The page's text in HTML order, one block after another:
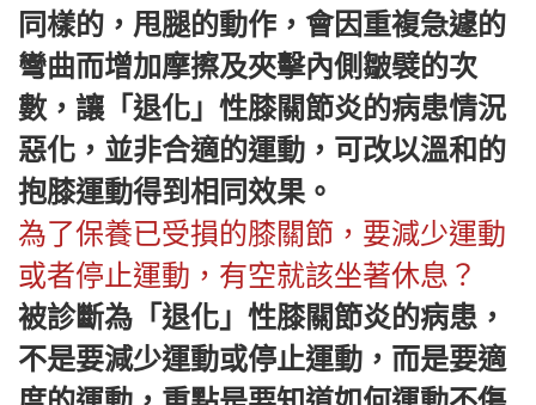
同樣的，甩腿的動作，會因重複急遽的
彎曲而增加摩擦及夾擊內側皺襞的次
數，讓「退化」性膝關節炎的病患情況
惡化，並非合適的運動，可改以溫和的
抱膝運動得到相同效果。
為了保養已受損的膝關節，要減少運動
或者停止運動，有空就該坐著休息？
被診斷為「退化」性膝關節炎的病患，
不是要減少運動或停止運動，而是要適